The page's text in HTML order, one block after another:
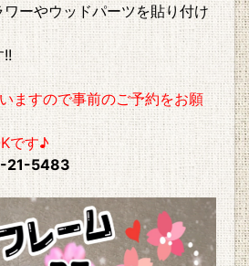
ーやウッドパーツを貼り付け
!!
ますので事前のご予約をお願
です♪
5483